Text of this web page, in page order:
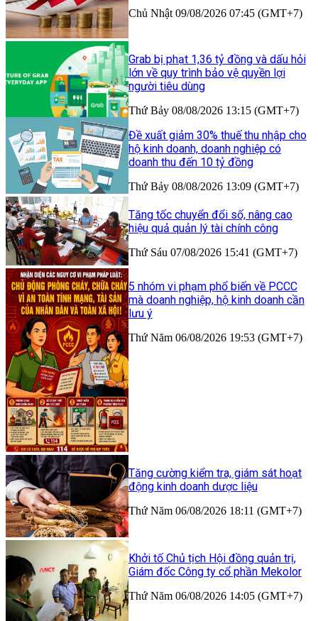
Chủ Nhật 09/08/2026 07:45 (GMT+7)
Grab bị phạt 1,36 tỷ đồng và dấu hỏi
lớn về quy trình bảo vệ quyền lợi
người tiêu dùng
Thứ Bảy 08/08/2026 13:15 (GMT+7)
Đề xuất giảm 30% thuế thu nhập cho
hộ kinh doanh, doanh nghiệp có
doanh thu đến 10 tỷ đồng
Thứ Bảy 08/08/2026 13:09 (GMT+7)
Tăng tốc chuyển đổi số, nâng cao
hiệu quả quản lý tài chính công
Thứ Sáu 07/08/2026 15:41 (GMT+7)
5 nhóm vi phạm phổ biến về PCCC
mà doanh nghiệp, hộ kinh doanh cần
lưu ý
Thứ Năm 06/08/2026 19:53 (GMT+7)
Tăng cường kiểm tra, giám sát hoạt
động kinh doanh dược liệu
Thứ Năm 06/08/2026 18:11 (GMT+7)
Khởi tố Chủ tịch Hội đồng quản trị,
Giám đốc Công ty cổ phần Mekolor
Thứ Năm 06/08/2026 14:05 (GMT+7)